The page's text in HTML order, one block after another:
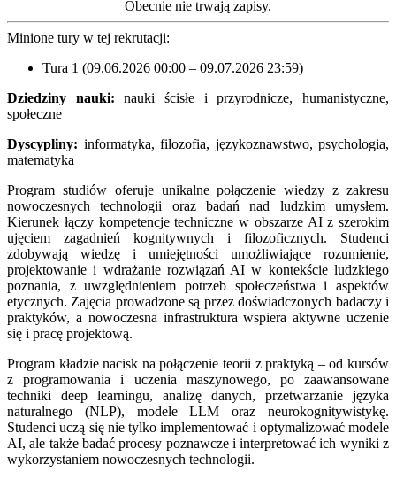
Obecnie nie trwają zapisy.
Minione tury w tej rekrutacji:
Tura 1 (09.06.2026 00:00 – 09.07.2026 23:59)
Dziedziny nauki: nauki ścisłe i przyrodnicze, humanistyczne,
społeczne
Dyscypliny: informatyka, filozofia, językoznawstwo, psychologia,
matematyka
Program studiów oferuje unikalne połączenie wiedzy z zakresu
nowoczesnych technologii oraz badań nad ludzkim umysłem.
Kierunek łączy kompetencje techniczne w obszarze AI z szerokim
ujęciem zagadnień kognitywnych i filozoficznych. Studenci
zdobywają wiedzę i umiejętności umożliwiające rozumienie,
projektowanie i wdrażanie rozwiązań AI w kontekście ludzkiego
poznania, z uwzględnieniem potrzeb społeczeństwa i aspektów
etycznych. Zajęcia prowadzone są przez doświadczonych badaczy i
praktyków, a nowoczesna infrastruktura wspiera aktywne uczenie
się i pracę projektową.
Program kładzie nacisk na połączenie teorii z praktyką – od kursów
z programowania i uczenia maszynowego, po zaawansowane
techniki deep learningu, analizę danych, przetwarzanie języka
naturalnego (NLP), modele LLM oraz neurokognitywistykę.
Studenci uczą się nie tylko implementować i optymalizować modele
AI, ale także badać procesy poznawcze i interpretować ich wyniki z
wykorzystaniem nowoczesnych technologii.